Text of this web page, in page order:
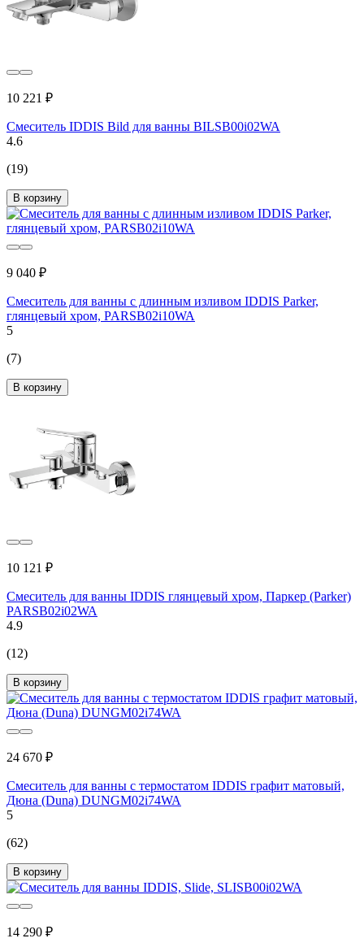
10 221 ₽
Смеситель IDDIS Bild для ванны BILSB00i02WA
4.6
(19)
В корзину
9 040 ₽
Смеситель для ванны с длинным изливом IDDIS Parker,
глянцевый хром, PARSB02i10WA
5
(7)
В корзину
10 121 ₽
Смеситель для ванны IDDIS глянцевый хром, Паркер (Parker)
PARSB02i02WA
4.9
(12)
В корзину
24 670 ₽
Смеситель для ванны с термостатом IDDIS графит матовый,
Дюна (Duna) DUNGM02i74WA
5
(62)
В корзину
14 290 ₽